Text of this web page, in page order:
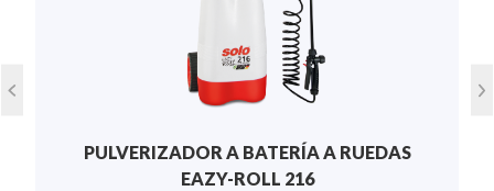
No se han encontrado reseñas. Comparta sus
ideas con los demás.
PULVERIZADOR A BATERÍA A RUEDAS
EAZY-ROLL 216